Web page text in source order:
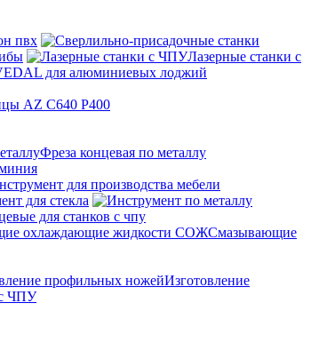
пвх
Лазерные станки с
для алюминиевых лоджий
AZ C640 P400
Фреза концевая по металлу
для производства мебели
для стекла
для станков с чпу
Смазывающие
Изготовление
с ЧПУ